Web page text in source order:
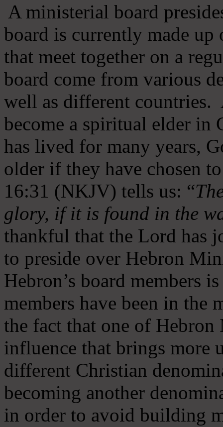
A ministerial board
board is currently made
that meet together on a
board come from various
well as different countries.
become a spiritual elder in
has lived for many years,
older if they have chosen
16:31 (NKJV) tells us: “
glory, if it is found in the
thankful that the Lord has
to preside over Hebron
Hebron’s board members
members have been in
the fact that one of
influence that brings more
different Christian
becoming another
in order to avoid building